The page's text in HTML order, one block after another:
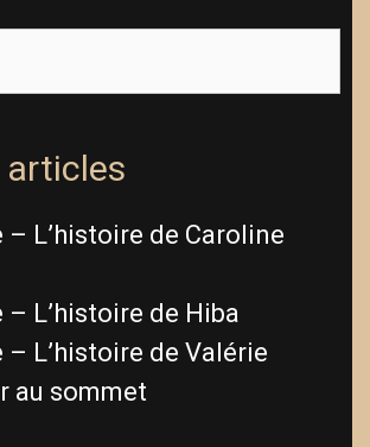
articles
– L’histoire de Caroline
– L’histoire de Hiba
– L’histoire de Valérie
au sommet